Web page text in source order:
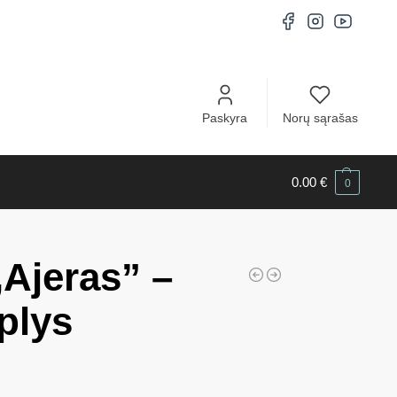
Paskyra Norų sąrašas
0.00€ 0
–